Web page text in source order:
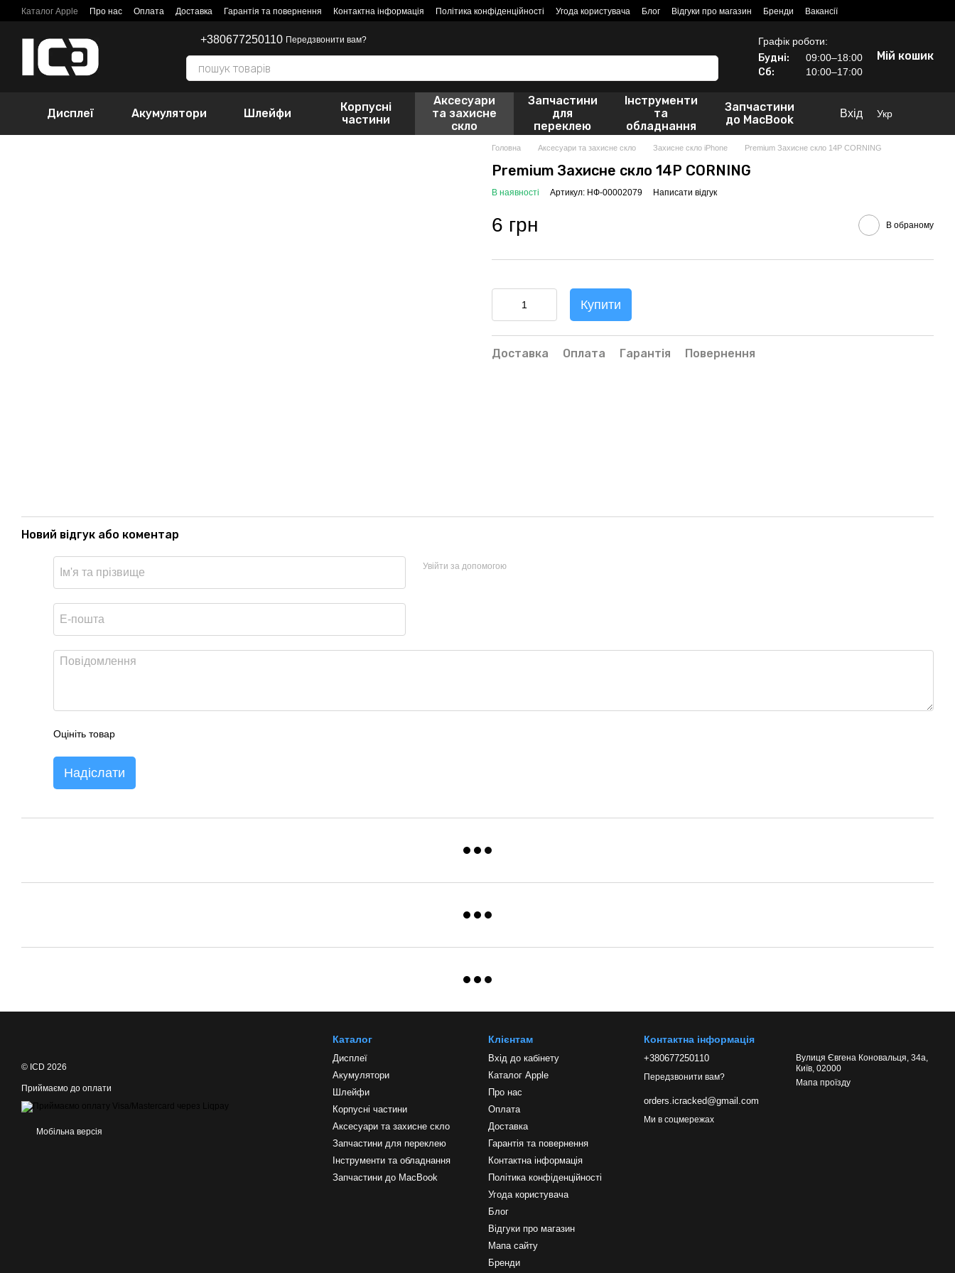
Перейти до основного контенту
Каталог Apple Про нас Оплата Доставка Гарантія та повернення Контактна інформація Політика конфіденційності Угода користувача Блог Відгуки про магазин Бренди Вакансії
+380677250110 Передзвонити вам? Графік роботи:
Будні: 09:00–18:00
Сб: 10:00–17:00
Мій кошик
Дисплеї Акумулятори Шлейфи
Корпусні
частини
Аксесуари
та захисне
скло
Запчастини
для
переклею
Інструменти
та
обладнання
Запчастини
до MacBook
Вхід Укр
Головна Аксесуари та захисне скло Захисне скло iPhone Premium Захисне скло 14P CORNING
Premium Захисне скло 14P CORNING
В наявності Артикул: НФ-00002079 Написати відгук
6 грн В обраному
Купити
Доставка Оплата Гарантія Повернення
Новий відгук або коментар
Увійти за допомогою
Оцініть товар
Надіслати
© ICD 2026
Приймаємо до оплати
Мобільна версія
Каталог
Дисплеї
Акумулятори
Шлейфи
Корпусні частини
Аксесуари та захисне скло
Запчастини для переклею
Інструменти та обладнання
Запчастини до MacBook
Клієнтам
Вхід до кабінету
Каталог Apple
Про нас
Оплата
Доставка
Гарантія та повернення
Контактна інформація
Політика конфіденційності
Угода користувача
Блог
Відгуки про магазин
Мапа сайту
Бренди
Контактна інформація
+380677250110
Передзвонити вам?
orders.icracked@gmail.com
Вулиця Євгена Коновальця, 34а,
Київ, 02000
Мапа проїзду
Ми в соцмережах